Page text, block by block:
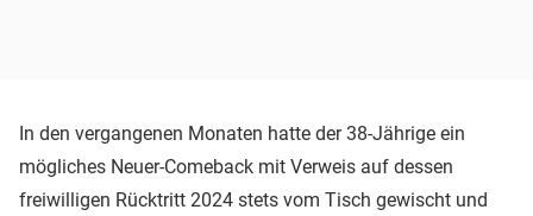
In den vergangenen Monaten hatte der 38-Jährige ein
mögliches Neuer-Comeback mit Verweis auf dessen
freiwilligen Rücktritt 2024 stets vom Tisch gewischt und